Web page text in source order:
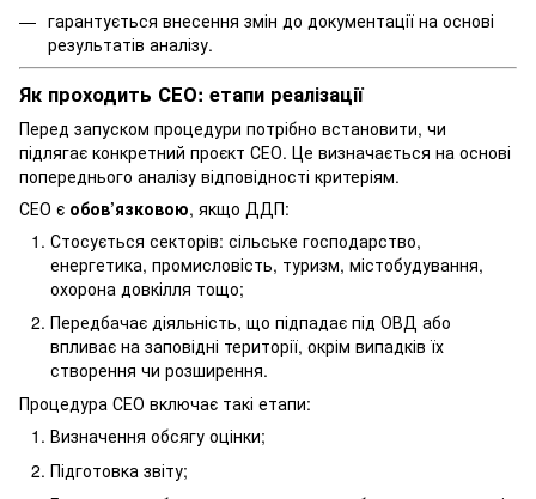
гарантується внесення змін до документації на основі
результатів аналізу.
Як проходить СЕО: етапи реалізації
Перед запуском процедури потрібно встановити, чи
підлягає конкретний проєкт СЕО. Це визначається на основі
попереднього аналізу відповідності критеріям.
СЕО є обов’язковою, якщо ДДП:
Стосується секторів: сільське господарство,
енергетика, промисловість, туризм, містобудування,
охорона довкілля тощо;
Передбачає діяльність, що підпадає під ОВД або
впливає на заповідні території, окрім випадків їх
створення чи розширення.
Процедура СЕО включає такі етапи:
Визначення обсягу оцінки;
Підготовка звіту;